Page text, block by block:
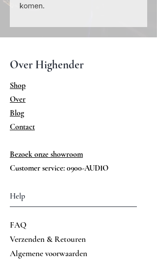
komen.
Over Highender
Shop
Over
Blog
Contact
Bezoek onze showroom
Customer service: 0900-AUDIO
Help
FAQ
Verzenden & Retouren
Algemene voorwaarden